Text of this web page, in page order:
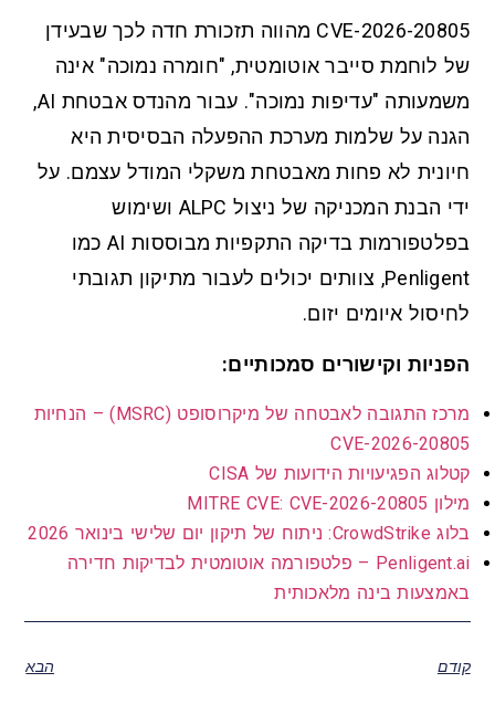
CVE-2026-20805 מהווה תזכורת חדה לכך שבעידן
של לוחמת סייבר אוטומטית, "חומרה נמוכה" אינה
משמעותה "עדיפות נמוכה". עבור מהנדס אבטחת AI,
הגנה על שלמות מערכת ההפעלה הבסיסית היא
חיונית לא פחות מאבטחת משקלי המודל עצמם. על
ידי הבנת המכניקה של ניצול ALPC ושימוש
בפלטפורמות בדיקה התקפיות מבוססות AI כמו
Penligent, צוותים יכולים לעבור מתיקון תגובתי
לחיסול איומים יזום.
הפניות וקישורים סמכותיים:
מרכז התגובה לאבטחה של מיקרוסופט (MSRC) – הנחיות
CVE-2026-20805
קטלוג הפגיעויות הידועות של CISA
מילון MITRE CVE: CVE-2026-20805
בלוג CrowdStrike: ניתוח של תיקון יום שלישי בינואר 2026
Penligent.ai – פלטפורמה אוטומטית לבדיקות חדירה
באמצעות בינה מלאכותית
קודם הבא